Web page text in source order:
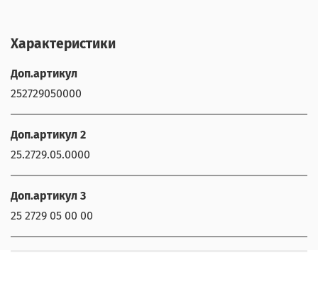
Характеристики
Доп.артикул
252729050000
Доп.артикул 2
25.2729.05.0000
Доп.артикул 3
25 2729 05 00 00